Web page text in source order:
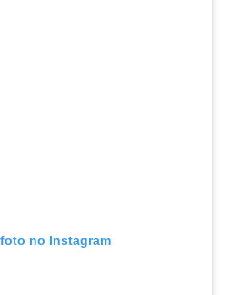
no Instagram